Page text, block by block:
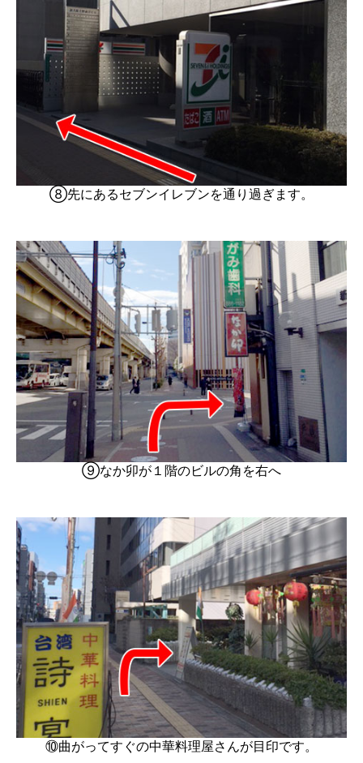
⑧先にあるセブンイレブンを通り過ぎます。
⑨なか卯が１階のビルの角を右へ
⑩曲がってすぐの中華料理屋さんが目印です。